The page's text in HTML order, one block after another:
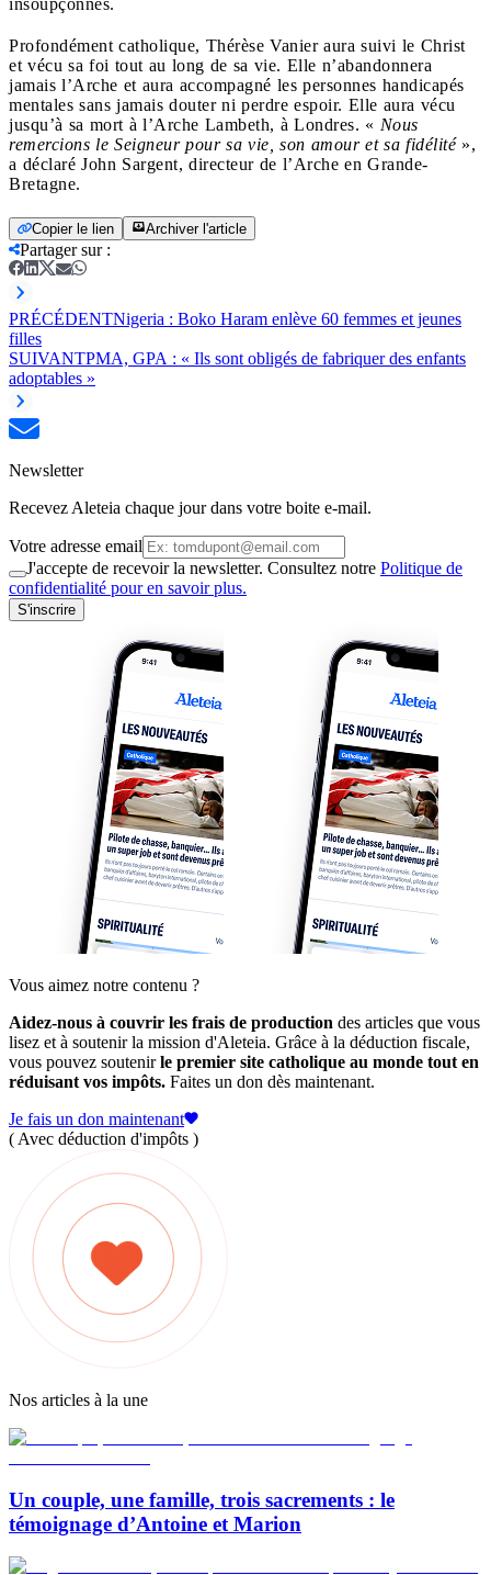
Profondément catholique, Thérèse Vanier aura suivi le Christ
et vécu sa foi tout au long de sa vie. Elle n’abandonnera
jamais l’Arche et aura accompagné les personnes handicapés
mentales sans jamais douter ni perdre espoir. Elle aura vécu
jusqu’à sa mort à l’Arche Lambeth, à Londres. « Nous
remercions le Seigneur pour sa vie, son amour et sa fidélité»,
a déclaré John Sargent, directeur de l’Arche en Grande-
Bretagne.
Copier le lien Archiver l'article
Partager sur:
PRÉCÉDENTNigeria : Boko Haram enlève 60 femmes et jeunes
filles
SUIVANTPMA, GPA : « Ils sont obligés de fabriquer des enfants
adoptables »
Newsletter
Recevez Aleteia chaque jour dans votre boite e-mail.
Votre adresse email
J'accepte de recevoir la newsletter. Consultez notre Politique de
confidentialité pour en savoir plus.
S'inscrire
Vous aimez notre contenu ?
Aidez-nous à couvrir les frais de production des articles que vous
lisez et à soutenir la mission d'Aleteia. Grâce à la déduction fiscale,
vous pouvez soutenirle premier site catholique au monde tout en
réduisant vos impôts. Faites un don dès maintenant.
Je fais un don maintenant
( Avec déduction d'impôts )
Nos articles à la une
Un couple, une famille, trois sacrements : le
témoignage d’Antoine et Marion